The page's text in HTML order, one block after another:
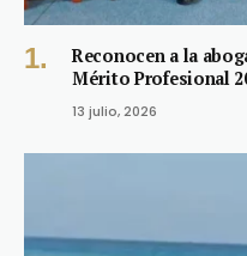
Reconocen a la
Mérito Profesional
13 julio, 2026